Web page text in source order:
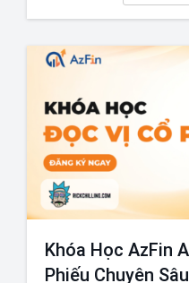
Khóa Học AzFin
Phiếu Chuyên Sâu